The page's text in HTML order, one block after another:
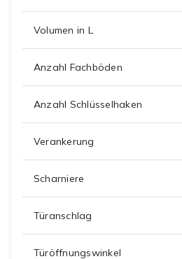
Volumen in L
Anzahl Fachböden
Anzahl Schlüsselhaken
Verankerung
Scharniere
Türanschlag
Türöffnungswinkel